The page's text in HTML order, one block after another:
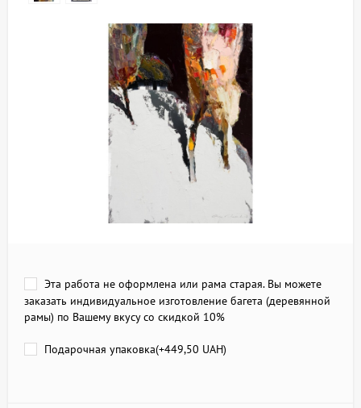
Эта работа не оформлена или рама старая. Вы можете
заказать индивидуальное изготовление багета (деревянной
рамы) по Вашему вкусу со скидкой 10%
Подарочная упаковка(+449,50 UAH)